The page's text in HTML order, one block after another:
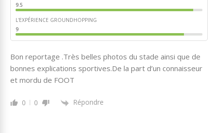
9.5
L'EXPÉRIENCE GROUNDHOPPING
9
Bon reportage .Très belles photos du stade ainsi que de
bonnes explications sportives.De la part d’un connaisseur
et mordu de FOOT
0 0 Répondre